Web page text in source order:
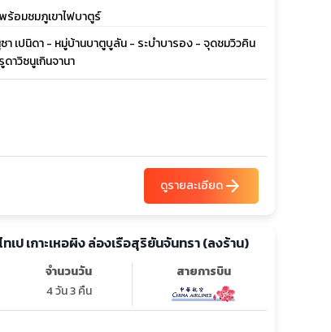
ร้อมชมภูเขาไฟบาตูร์
เปนิดา - หมู่บ้านบาตูบูลัน - ระบำบารอง - จุดชมวิวคิน
าวิซนูเกินจานา
ดูรายละเอียดarrow_forward
เป เกาะเหอผิง ล่องเรือสุริยันจันทรา (ลงร้าน)
จำนวนวัน
4 วัน 3 คืน
สายการบิน